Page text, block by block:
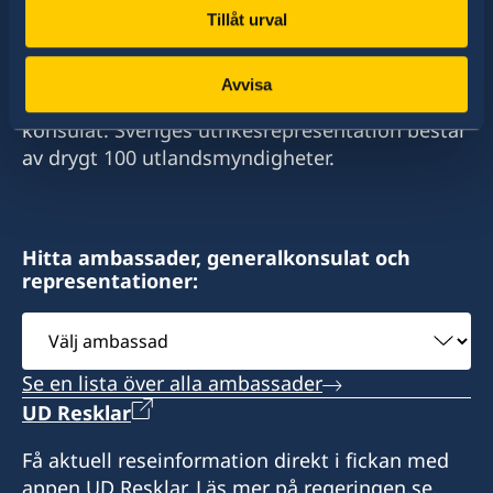
Tillåt urval
Avvisa
Sverige har diplomatiska förbindelser med i
stort sett alla stater i världen. I ungefär hälften
av dessa stater har Sverige ambassader och
konsulat. Sveriges utrikesrepresentation består
av drygt 100 utlandsmyndigheter.
Hitta ambassader, generalkonsulat och
representationer:
Välj
ambassad
Se en lista över alla ambassader
UD Resklar
Få aktuell reseinformation direkt i fickan med